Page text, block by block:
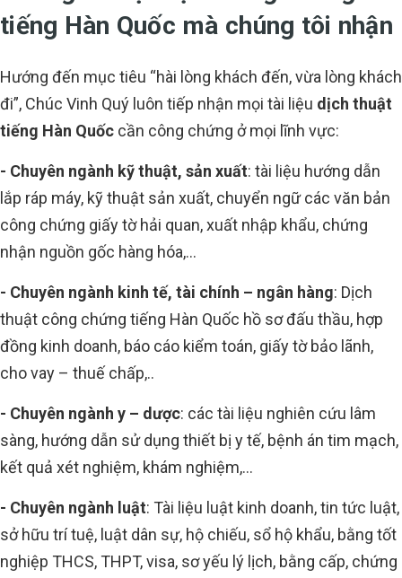
tiếng Hàn Quốc mà chúng tôi nhận
Hướng đến mục tiêu “hài lòng khách đến, vừa lòng khách
đi”, Chúc Vinh Quý luôn tiếp nhận mọi tài liệu dịch thuật
tiếng Hàn Quốc cần công chứng ở mọi lĩnh vực:
- Chuyên ngành kỹ thuật, sản xuất: tài liệu hướng dẫn
lắp ráp máy, kỹ thuật sản xuất, chuyển ngữ các văn bản
công chứng giấy tờ hải quan, xuất nhập khẩu, chứng
nhận nguồn gốc hàng hóa,...
- Chuyên ngành kinh tế, tài chính – ngân hàng: Dịch
thuật công chứng tiếng Hàn Quốc hồ sơ đấu thầu, hợp
đồng kinh doanh, báo cáo kiểm toán, giấy tờ bảo lãnh,
cho vay – thuế chấp,..
- Chuyên ngành y – dược: các tài liệu nghiên cứu lâm
sàng, hướng dẫn sử dụng thiết bị y tế, bệnh án tim mạch,
kết quả xét nghiệm, khám nghiệm,...
- Chuyên ngành luật: Tài liệu luật kinh doanh, tin tức luật,
sở hữu trí tuệ, luật dân sự, hộ chiếu, sổ hộ khẩu, bằng tốt
nghiệp THCS, THPT, visa, sơ yếu lý lịch, bằng cấp, chứng